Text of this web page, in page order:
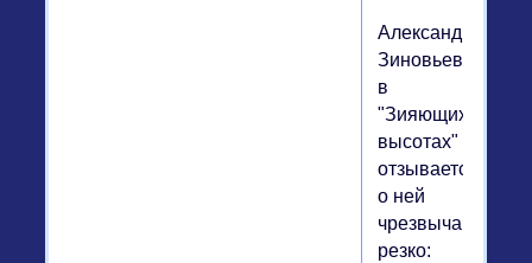
Александр
Зиновьев
в
"Зияющих
высотах"
отзывается
о ней
чрезвычайно
резко: